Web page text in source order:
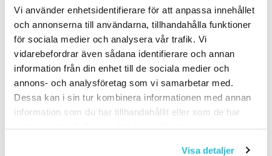
Vi använder enhetsidentifierare för att anpassa innehållet
och annonserna till användarna, tillhandahålla funktioner
för sociala medier och analysera vår trafik. Vi
vidarebefordrar även sådana identifierare och annan
information från din enhet till de sociala medier och
annons- och analysföretag som vi samarbetar med.
Dessa kan i sin tur kombinera informationen med annan
information som du har tillhandahållit eller som de har
samlat in när du har använt deras tjänster.
Visa detaljer